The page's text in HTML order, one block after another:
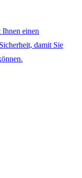
einen
damit Sie